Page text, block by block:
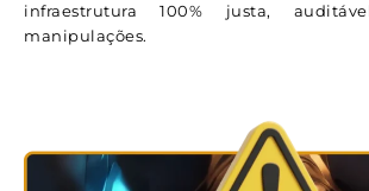
infraestrutura 100% justa,
manipulações.